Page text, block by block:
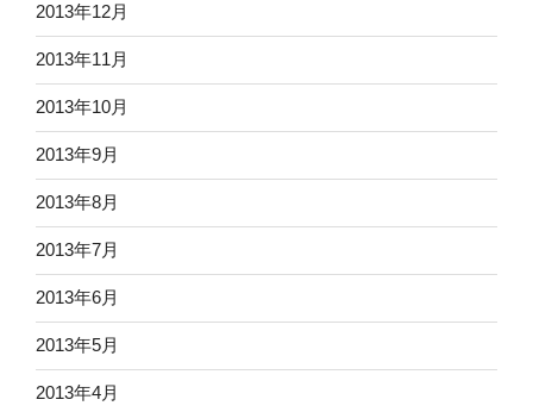
2013年12月
2013年11月
2013年10月
2013年9月
2013年8月
2013年7月
2013年6月
2013年5月
2013年4月